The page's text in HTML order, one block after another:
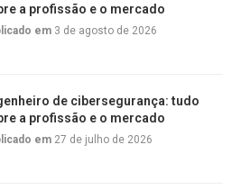
a profissão e o mercado
em 3 de agosto de 2026
de cibersegurança: tudo
a profissão e o mercado
em 27 de julho de 2026